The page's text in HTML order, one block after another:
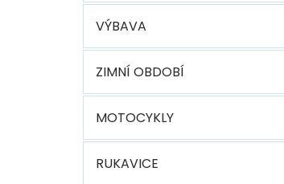
VÝBAVA
ZIMNÍ OBDOBÍ
MOTOCYKLY
RUKAVICE